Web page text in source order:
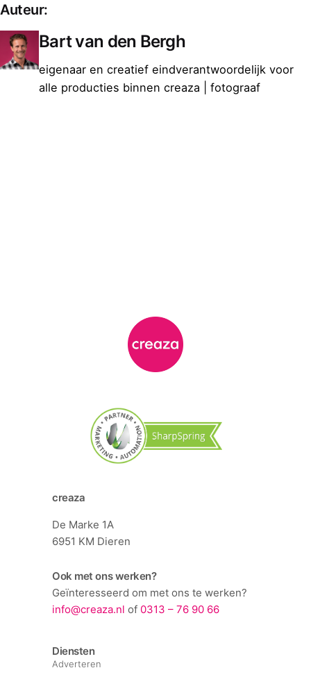
Auteur:
Bart van den Bergh
eigenaar en creatief eindverantwoordelijk voor
alle producties binnen creaza | fotograaf
creaza
De Marke 1A
6951 KM Dieren
Ook met ons werken?
Geïnteresseerd om met ons te werken?
info@creaza.nl of 0313 – 76 90 66
Diensten
Adverteren